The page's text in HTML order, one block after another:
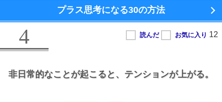
プラス思考になる30の方法
4
非日常的なことが起こると、 テンションが上がる。